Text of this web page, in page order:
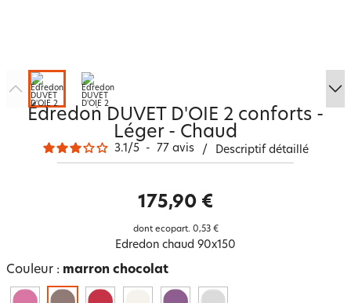
Édredon DUVET D'OIE 2 conforts -
Léger - Chaud
3.1/5 - 77 avis / Descriptif détaillé
175,90 €
dont ecopart. 0,53 €
Edredon chaud 90x150
Couleur : marron chocolat